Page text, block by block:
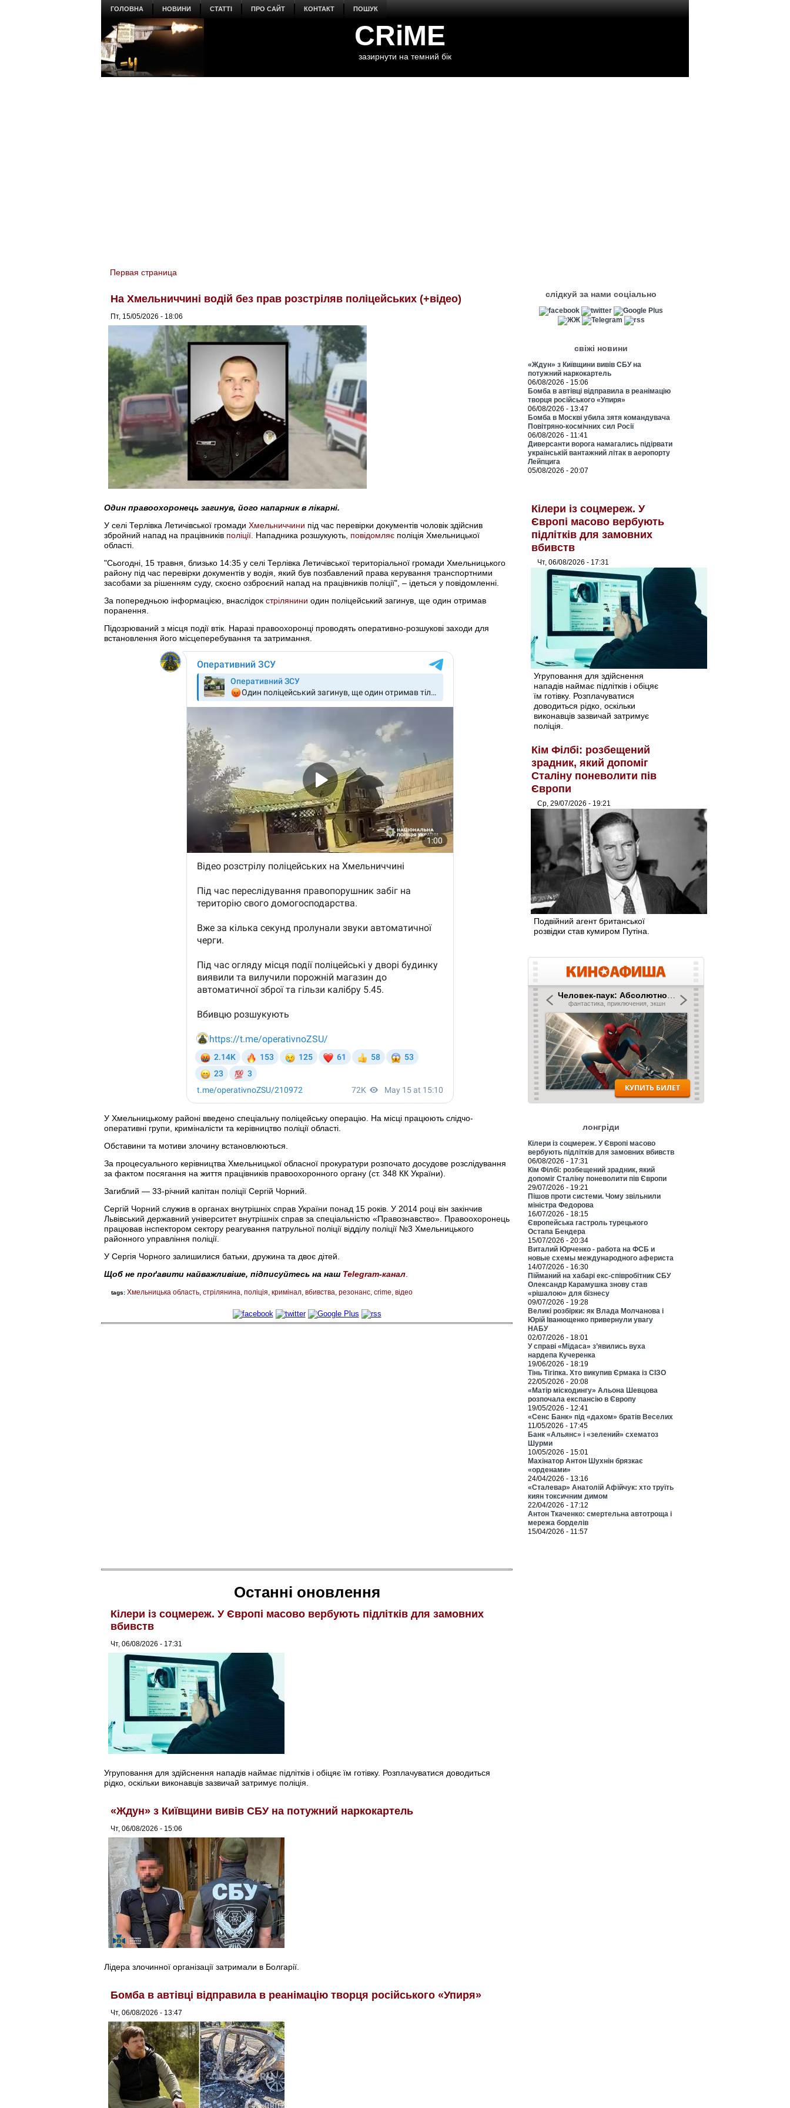
ГОЛОВНА НОВИНИ СТАТТІ ПРО САЙТ КОНТАКТ ПОШУК
CRiME
зазирнути на темний бік
You are here
Первая страница
На Хмельниччині водій без прав розстріляв поліцейських (+відео)
Пт, 15/05/2026 - 18:06
Один правоохоронець загинув, його напарник в лікарні.
У селі Терлівка Летичівської громади Хмельниччини під час перевірки документів чоловік здійснив
збройний напад на працівників поліції . Нападника розшукують, повідомляє поліція Хмельницької
області.
"Сьогодні, 15 травня, близько 14:35 у селі Терлівка Летичівської територіальної громади Хмельницького
району під час перевірки документів у водія, який був позбавлений права керування транспортними
засобами за рішенням суду, скоєно озброєний напад на працівників поліції", – ідеться у повідомленні.
За попередньою інформацією, внаслідок стрілянини один поліцейський загинув, ще один отримав
поранення.
Підозрюваний з місця події втік. Наразі правоохоронці проводять оперативно-розшукові заходи для
встановлення його місцеперебування та затримання.
У Хмельницькому районі введено спеціальну поліцейську операцію. На місці працюють слідчо-
оперативні групи, криміналісти та керівництво поліції області.
Обставини та мотиви злочину встановлюються.
За процесуального керівництва Хмельницької обласної прокуратури розпочато досудове розслідування
за фактом посягання на життя працівників правоохоронного органу (ст. 348 КК України).
Загиблий — 33-річний капітан поліції Сергій Чорний.
Сергій Чорний служив в органах внутрішніх справ України понад 15 років. У 2014 році він закінчив
Львівський державний університет внутрішніх справ за спеціальністю «Правознавство». Правоохоронець
працював інспектором сектору реагування патрульної поліції відділу поліції №3 Хмельницького
районного управління поліції.
У Сергія Чорного залишилися батьки, дружина та двоє дітей.
Щоб не проґавити найважливіше, підписуйтесь на наш Telegram-канал
tags: Хмельницька область стрілянина поліція кримінал вбивства резонанс crime відео
Останні оновлення
Кілери із соцмереж. У Європі масово вербують підлітків для замовних
вбивств
Чт, 06/08/2026 - 17:31
Угруповання для здійснення нападів наймає підлітків і обіцяє їм готівку. Розплачуватися доводиться
рідко, оскільки виконавців зазвичай затримує поліція.
«Ждун» з Київщини вивів СБУ на потужний наркокартель
Чт, 06/08/2026 - 15:06
Лідера злочинної організації затримали в Болгарії.
Бомба в автівці відправила в реанімацію творця російського «Упиря»
Чт, 06/08/2026 - 13:47
слідкуй за нами соціально
свіжі новини
«Ждун» з Київщини вивів СБУ на
потужний наркокартель
06/08/2026 - 15:06
Бомба в автівці відправила в реанімацію
творця російського «Упиря»
06/08/2026 - 13:47
Бомба в Москві убила зятя командувача
Повітряно-космічних сил Росії
06/08/2026 - 11:41
Диверсанти ворога намагались підірвати
українській вантажний літак в аеропорту
Лейпцига
05/08/2026 - 20:07
Кілери із соцмереж. У
Європі масово вербують
підлітків для замовних
вбивств
Чт, 06/08/2026 - 17:31
Угруповання для здійснення
нападів наймає підлітків і обіцяє
їм готівку. Розплачуватися
доводиться рідко, оскільки
виконавців зазвичай затримує
поліція.
Кім Філбі: розбещений
зрадник, який допоміг
Сталіну поневолити пів
Європи
Ср, 29/07/2026 - 19:21
Подвійний агент британської
розвідки став кумиром Путіна.
лонгріди
Кілери із соцмереж. У Європі масово
вербують підлітків для замовних вбивств
06/08/2026 - 17:31
Кім Філбі: розбещений зрадник, який
допоміг Сталіну поневолити пів Європи
29/07/2026 - 19:21
Пішов проти системи. Чому звільнили
міністра Федорова
16/07/2026 - 18:15
Європейська гастроль турецького
Остапа Бендера
15/07/2026 - 20:34
Виталий Юрченко - работа на ФСБ и
новые схемы международного афериста
14/07/2026 - 16:30
Пійманий на хабарі екс-співробітник СБУ
Олександр Карамушка знову став
«рішалою» для бізнесу
09/07/2026 - 19:28
Великі розбірки: як Влада Молчанова і
Юрій Іванющенко привернули увагу
НАБУ
02/07/2026 - 18:01
У справі «Мідаса» з’явились вуха
нардепа Кучеренка
19/06/2026 - 18:19
Тінь Тігіпка. Хто викупив Єрмака із СІЗО
22/05/2026 - 20:08
«Матір міскодингу» Альона Шевцова
розпочала експансію в Європу
19/05/2026 - 12:41
«Сенс Банк» під «дахом» братів Веселих
11/05/2026 - 17:45
Банк «Альянс» і «зелений» схематоз
Шурми
10/05/2026 - 15:01
Махінатор Антон Шухнін брязкає
«орденами»
24/04/2026 - 13:16
«Сталевар» Анатолій Афійчук: хто труїть
киян токсичним димом
22/04/2026 - 17:12
Антон Ткаченко: смертельна автотроща і
мережа борделів
15/04/2026 - 11:57